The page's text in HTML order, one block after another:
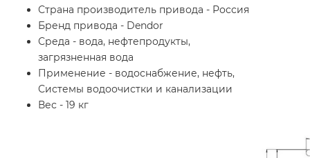
Страна производитель привода - Россия
Бренд привода - Dendor
Среда - вода, нефтепродукты,
загрязненная вода
Применение - водоснабжение, нефть,
Системы водоочистки и канализации
Вес - 19 кг